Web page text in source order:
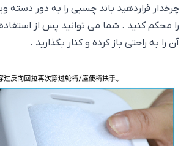
چرخدار قراردهید باند چسبی را به دور دسته
را محکم کنید . شما می توانید پس از
آن را به راحتی باز کرده و کنار بگذارید .